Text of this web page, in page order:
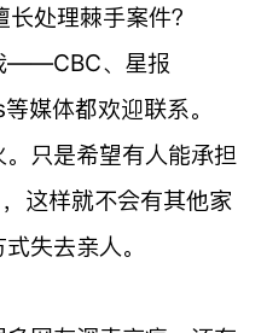
处理棘手案件？
——CBC、星报
媒体都欢迎联系。
只是希望有人能承担
这样就不会有其他家
失去亲人。